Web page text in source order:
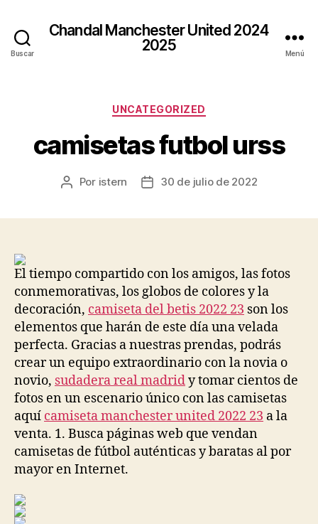
Buscar
Chandal Manchester United 2024
2025
Menú
Categorías
UNCATEGORIZED
camisetas futbol urss
Autor
Por istern
Fecha30 de julio de 2022
El tiempo compartido con los amigos, las fotos
conmemorativas, los globos de colores y la
decoración, camiseta del betis 2022 23 son los
elementos que harán de este día una velada
perfecta. Gracias a nuestras prendas, podrás
crear un equipo extraordinario con la novia o
novio, sudadera real madridy tomar cientos de
fotos en un escenario único con las camisetas
aquí camiseta manchester united 2022 23 a la
venta. 1. Busca páginas web que vendan
camisetas de fútbol auténticas y baratas al por
mayor en Internet.